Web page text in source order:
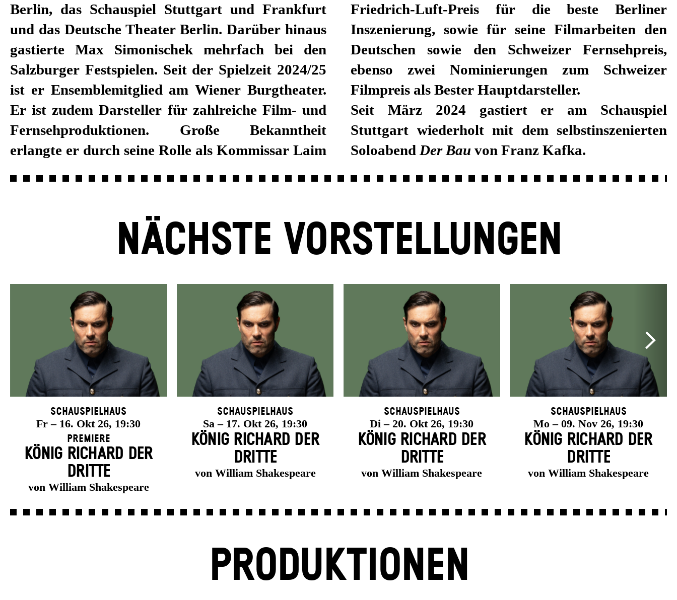
Berlin, das Schauspiel Stuttgart und Frankfurt
und das Deutsche Theater Berlin. Darüber hinaus
gastierte Max Simonischek mehrfach bei den
Salzburger Festspielen. Seit der Spielzeit 2024/25
ist er Ensemblemitglied am Wiener Burgtheater.
Er ist zudem Darsteller für zahlreiche Film- und
Fernsehproduktionen. Große Bekanntheit
erlangte er durch seine Rolle als Kommissar Laim
Friedrich-Luft-Preis für die beste Berliner
Inszenierung, sowie für seine Filmarbeiten den
Deutschen sowie den Schweizer Fernsehpreis,
ebenso zwei Nominierungen zum Schweizer
Filmpreis als Bester Hauptdarsteller.
Seit März 2024 gastiert er am Schauspiel
Stuttgart wiederholt mit dem selbstinszenierten
Soloabend Der Bau von Franz Kafka.
NÄCHSTE VORSTELLUNGEN
Schauspielhaus
Fr – 16. Okt 26, 19:30
Premiere
KÖNIG RICHARD DER
DRITTE
von William Shakespeare
Schauspielhaus
Sa – 17. Okt 26, 19:30
KÖNIG RICHARD DER
DRITTE
von William Shakespeare
Schauspielhaus
Di – 20. Okt 26, 19:30
KÖNIG RICHARD DER
DRITTE
von William Shakespeare
Schauspielhaus
Mo – 09. Nov 26, 19:30
KÖNIG RICHARD DER
DRITTE
von William Shakespeare
PRODUKTIONEN